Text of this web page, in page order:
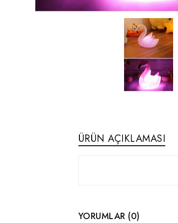
ÜRÜN AÇIKLAMASI
YORUMLAR (0)